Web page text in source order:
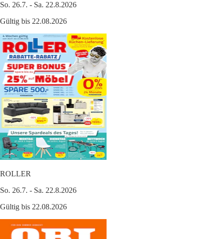
So. 26.7. - Sa. 22.8.2026
Gültig bis 22.08.2026
ROLLER
So. 26.7. - Sa. 22.8.2026
Gültig bis 22.08.2026